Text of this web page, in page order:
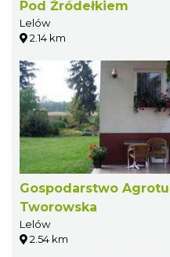
Pod Źródełkiem
Lelów
2.14 km
Gospodarstwo
Tworowska
Lelów
2.54 km